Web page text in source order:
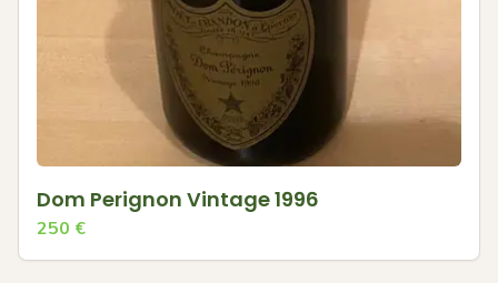
Dom Perignon Vintage 1996
250 €